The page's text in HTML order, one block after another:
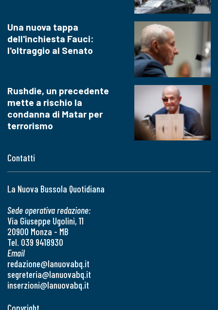
Contatti
La Nuova Bussola Quotidiana
Sede operativa redazione:
Via Giuseppe Ugolini, 11
20900 Monza - MB
Tel. 039 9418930
Email
redazione@lanuovabq.it
segreteria@lanuovabq.it
inserzioni@lanuovabq.it
Una nuova tappa
dell'inchiesta Fauci:
l'oltraggio al Senato
Rushdie, un precedente
mette a rischio la
condanna di Matar per
terrorismo